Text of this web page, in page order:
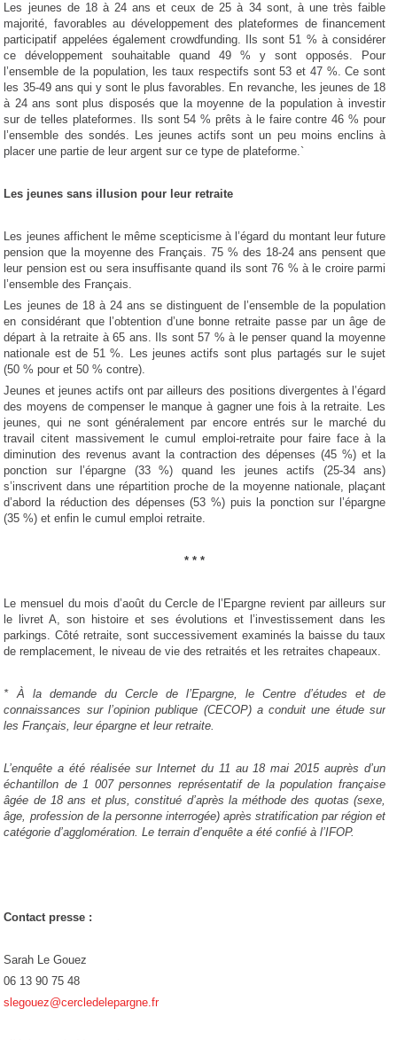
Les jeunes de 18 à 24 ans et ceux de 25 à 34 sont, à une très faible
majorité, favorables au développement des plateformes de financement
participatif appelées également crowdfunding. Ils sont 51 % à considérer
ce développement souhaitable quand 49 % y sont opposés. Pour
l’ensemble de la population, les taux respectifs sont 53 et 47 %. Ce sont
les 35-49 ans qui y sont le plus favorables. En revanche, les jeunes de 18
à 24 ans sont plus disposés que la moyenne de la population à investir
sur de telles plateformes. Ils sont 54 % prêts à le faire contre 46 % pour
l’ensemble des sondés. Les jeunes actifs sont un peu moins enclins à
placer une partie de leur argent sur ce type de plateforme.`
Les jeunes sans illusion pour leur retraite
Les jeunes affichent le même scepticisme à l’égard du montant leur future
pension que la moyenne des Français. 75 % des 18-24 ans pensent que
leur pension est ou sera insuffisante quand ils sont 76 % à le croire parmi
l’ensemble des Français.
Les jeunes de 18 à 24 ans se distinguent de l’ensemble de la population
en considérant que l’obtention d’une bonne retraite passe par un âge de
départ à la retraite à 65 ans. Ils sont 57 % à le penser quand la moyenne
nationale est de 51 %. Les jeunes actifs sont plus partagés sur le sujet
(50 % pour et 50 % contre).
Jeunes et jeunes actifs ont par ailleurs des positions divergentes à l’égard
des moyens de compenser le manque à gagner une fois à la retraite. Les
jeunes, qui ne sont généralement par encore entrés sur le marché du
travail citent massivement le cumul emploi-retraite pour faire face à la
diminution des revenus avant la contraction des dépenses (45 %) et la
ponction sur l’épargne (33 %) quand les jeunes actifs (25-34 ans)
s’inscrivent dans une répartition proche de la moyenne nationale, plaçant
d’abord la réduction des dépenses (53 %) puis la ponction sur l’épargne
(35 %) et enfin le cumul emploi retraite.
* * *
Le mensuel du mois d’août du Cercle de l’Epargne revient par ailleurs sur
le livret A, son histoire et ses évolutions et l’investissement dans les
parkings. Côté retraite, sont successivement examinés la baisse du taux
de remplacement, le niveau de vie des retraités et les retraites chapeaux.
* À la demande du Cercle de l’Epargne, le Centre d’études et de
connaissances sur l’opinion publique (CECOP) a conduit une étude sur
les Français, leur épargne et leur retraite.
L’enquête a été réalisée sur Internet du 11 au 18 mai 2015 auprès d’un
échantillon de 1 007 personnes représentatif de la population française
âgée de 18 ans et plus, constitué d’après la méthode des quotas (sexe,
âge, profession de la personne interrogée) après stratification par région et
catégorie d’agglomération. Le terrain d’enquête a été confié à l’IFOP.
Contact presse :
Sarah Le Gouez
06 13 90 75 48
slegouez@cercledelepargne.fr